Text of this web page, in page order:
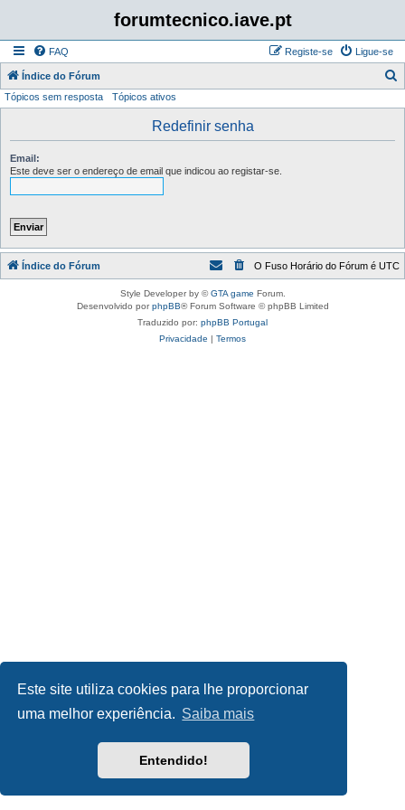
Este site utiliza cookies para lhe proporcionar
uma melhor experiência. Saiba mais
Entendido!
forumtecnico.iave.pt
FAQ Ligue-se
Registe-se
Índice do Fórum
r
Tópicos sem resposta Tópicos ativos
Redefinir senha
Email:
Este deve ser o endereço de email que indicou ao registar-se.
Índice do Fórum O Fuso Horário do Fórum é UTC
Style Developer by ©GTA game Forum.
Desenvolvido porphpBB® Forum Software © phpBB Limited
Traduzido por: phpBB Portugal
Privacidade | Termos